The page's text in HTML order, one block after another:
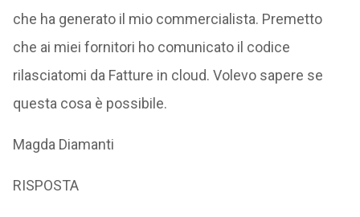
che ha generato il mio commercialista. Premetto
che ai miei fornitori ho comunicato il codice
rilasciatomi da Fatture in cloud. Volevo sapere se
questa cosa è possibile.
Magda Diamanti
RISPOSTA